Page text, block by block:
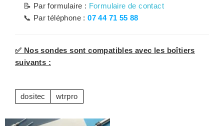
📝 Par formulaire : Formulaire de contact
📞 Par téléphone :07 44 71 55 88
✅ Nos sondes sont compatibles avec les boîtiers
suivants :
dositec wtrpro